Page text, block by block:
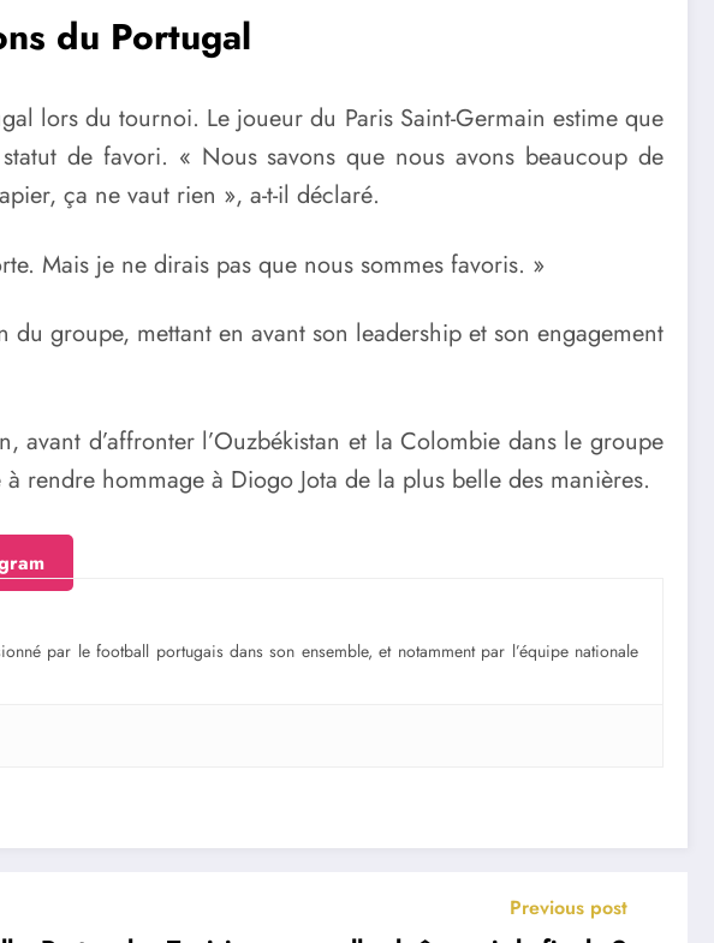
du Portugal
lors du tournoi. Le joueur du Paris Saint-Germain estime que
de favori. « Nous savons que nous avons beaucoup de
ça ne vaut rien », a-t-il déclaré.
Mais je ne dirais pas que nous sommes favoris. »
groupe, mettant en avant son leadership et son engagement
d’affronter l’Ouzbékistan et la Colombie dans le groupe
rendre hommage à Diogo Jota de la plus belle des manières.
par le football portugais dans son ensemble, et notamment par l’équipe nationale
Previous post